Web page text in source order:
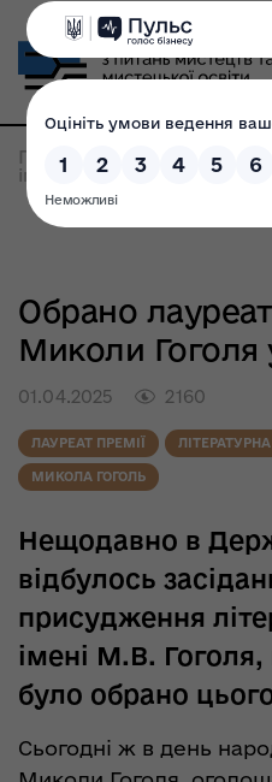
Головна Всі новини >
імені Миколи Гоголя у
Обрано
Миколи Гоголя
01.04.2025 2160
ЛАУРЕАТ ПРЕМІЇ
МИКОЛА ГОГОЛЬ
Нещодавно в
відбулось
присудження
імені М.В. Гоголя,
було обрано
Сьогодні ж в день